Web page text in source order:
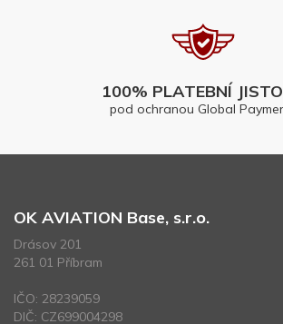
100% PLATEBNÍ
pod ochranou Global
OK AVIATION Base, s.r.o.
Drásov 201
261 01 Příbram
IČO: 28239059
DIČ: CZ699004298